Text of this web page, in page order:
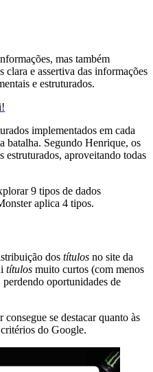
mas também
e assertiva das informações
e estruturados.
implementados em cada
batalha. Segundo Henrique, os
estruturados, aproveitando todas
9 tipos de dados
aplica 4 tipos.
dos títulos no site da
títulos muito curtos (com menos
oportunidades de
se destacar quanto às
do Google.